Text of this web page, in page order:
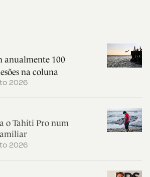
anualmente 100
na coluna
2026
o Tahiti Pro num
2026